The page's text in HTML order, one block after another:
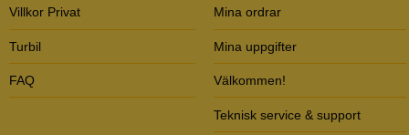
Villkor Privat
Turbil
FAQ
Mina ordrar
Mina uppgifter
Välkommen!
Teknisk service & support